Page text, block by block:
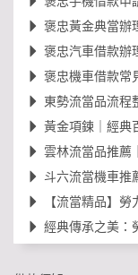
褒忠黃金典當辦
褒忠汽車借款辦
褒忠機車借款常
東勢流當品流程
黃金項鍊｜經典百搭
雲林流當品推薦｜
斗六流當機車推薦｜
【流當精品】勞力士
經典傳承之美：勞力士